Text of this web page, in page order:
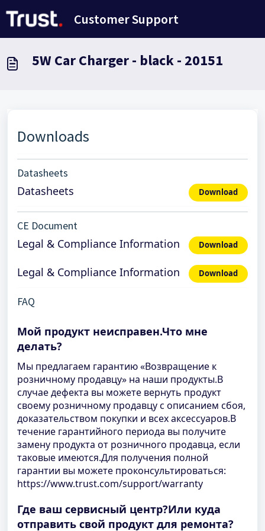
Customer Support
5W Car Charger - black - 20151
Downloads
Datasheets
Datasheets Download
CE Document
Legal & Compliance Information Download
Legal & Compliance Information Download
FAQ
Мой продукт неисправен.Что мне
делать?
Мы предлагаем гарантию «Возвращение к
розничному продавцу» на наши продукты.В
случае дефекта вы можете вернуть продукт
своему розничному продавцу с описанием сбоя,
доказательством покупки и всех аксессуаров.В
течение гарантийного периода вы получите
замену продукта от розничного продавца, если
таковые имеются.Для получения полной
гарантии вы можете проконсультироваться:
https://www.trust.com/support/warranty
Где ваш сервисный центр?Или куда
отправить свой продукт для ремонта?